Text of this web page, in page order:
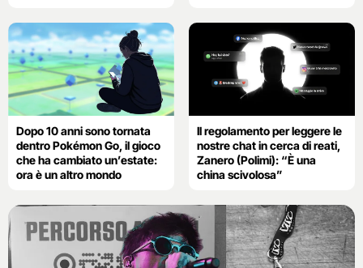
Dopo 10 anni sono tornata
dentro Pokémon Go, il gioco
che ha cambiato un’estate:
ora è un altro mondo
Il regolamento per leggere le
nostre chat in cerca di reati,
Zanero (Polimi): “È una
china scivolosa”